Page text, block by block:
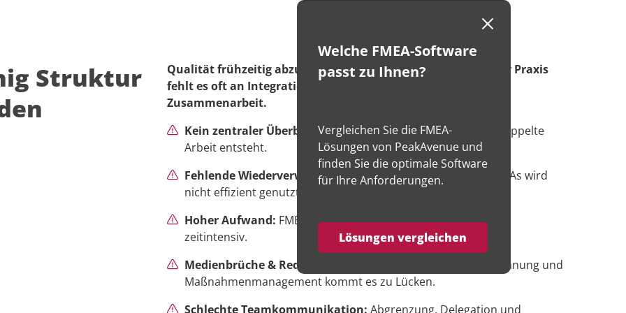
Welche FMEA-Software
passt zu Ihnen?
Vergleichen Sie die FMEA-
Lösungen von PeakAvenue und
finden Sie die optimale Software
für Ihre Anforderungen.
Lösungen vergleichen
Struktur
Qualität frühzeitig abzusichern ist entscheidend – doch in der Praxis
fehlt es oft an Integration, Wiederverwendung und effizienter
Zusammenarbeit.
Kein zentraler Überblick:FMEA-Daten sind nicht vernetzt, doppelte
Arbeit entsteht.
Fehlende Wiederverwendung:Wissen aus bestehenden FMEAs wird
nicht effizient genutzt.
Hoher Aufwand: FMEA-Prozesse sind komplex, manuell und
zeitintensiv.
Medienbrüche & Redundanzen:
Zwischen FMEA, PLP, Prüfplanung und
Maßnahmenmanagement kommt es zu Lücken.
Schlechte Teamkommunikation: Abgrenzung, Delegation und